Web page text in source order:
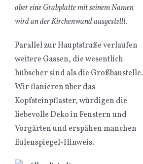
aber eine Grabplatte mit seinem Namen
wird an der Kirchenwand ausgestellt.
Parallel zur Hauptstraße verlaufen
weitere Gassen, die wesentlich
hübscher sind als die Großbaustelle.
Wir flanieren über das
Kopfsteinpflaster, würdigen die
liebevolle Deko in Fenstern und
Vorgärten und erspähen manchen
Eulenspiegel-Hinweis.